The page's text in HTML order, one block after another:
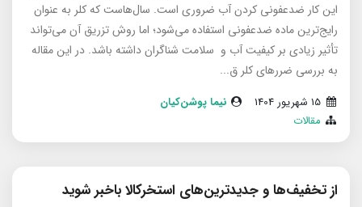
این کار ضدعفونی کردن آب ضروری است. سال‌هاست که کلر به عنوان
رایج‌ترین ماده ضدعفونی استفاده می‌شود؛ اما روش تزریق آن می‌تواند
تأثیر زیادی بر کیفیت آب و سلامت شناگران داشته باشد. در این مقاله
به بررسی ضررهای کلر ق...
نیما پوشن‌کیان
مقالات
از تخفیف‌ها و جدیدترین‌های استخرکالا باخبر شوید